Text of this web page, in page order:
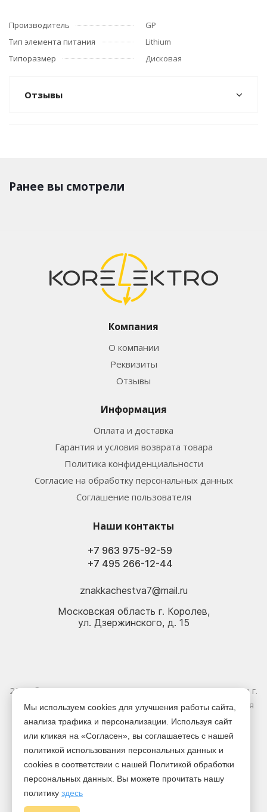
Производитель
GP
Тип элемента питания
Lithium
Типоразмер
Дисковая
Отзывы
Ранее вы смотрели
Компания
О компании
Реквизиты
Отзывы
Информация
Оплата и доставка
Гарантия и условия возврата товара
Политика конфиденциальности
Согласие на обработку персональных данных
Соглашение пользователя
Наши контакты
+7 495 266-12-44
+7 963 975-92-59
znakkachestva7@mail.ru
Московская область г. Королев,
ул. Дзержинского, д. 15
2026 © Электрика оптом и в розницу - Магазин-склад в г.
Королёв. Информация, указанная на сайте, не является
публичной офертой.
Версия для печати
Мы используем cookies для улучшения работы сайта,
анализа трафика и персонализации. Используя сайт
или кликая на «Согласен», вы соглашаетесь с нашей
политикой использования персональных данных и
cookies в соответствии с нашей Политикой обработки
персональных данных. Вы можете прочитать нашу
политику здесь